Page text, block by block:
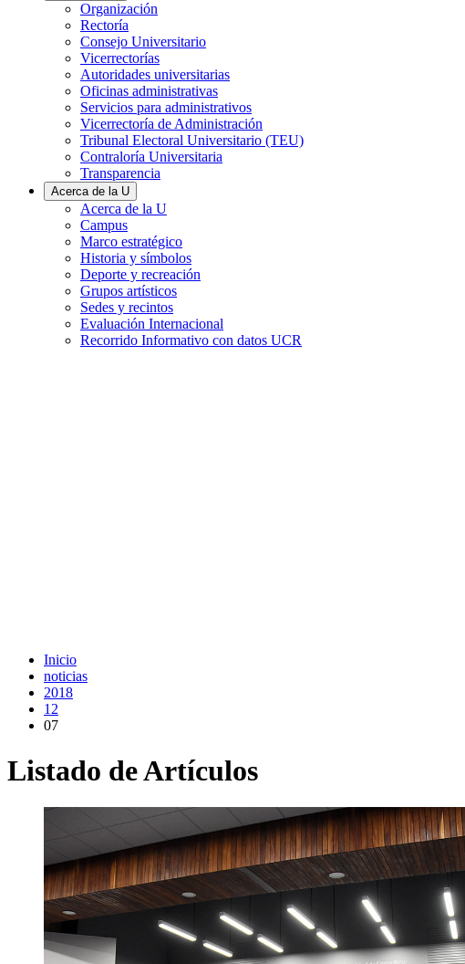
Organización
Rectoría
Consejo Universitario
Vicerrectorías
Autoridades universitarias
Oficinas administrativas
Servicios para administrativos
Vicerrectoría de Administración
Tribunal Electoral Universitario (TEU)
Contraloría Universitaria
Transparencia
Acerca de la U
Acerca de la U
Campus
Marco estratégico
Historia y símbolos
Deporte y recreación
Grupos artísticos
Sedes y recintos
Evaluación Internacional
Recorrido Informativo con datos UCR
Inicio
noticias
2018
12
07
Listado de Artículos